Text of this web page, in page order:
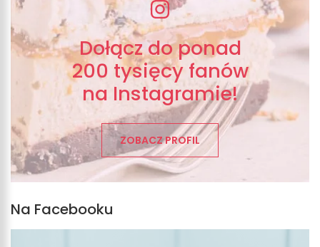
Dołącz do ponad
200 tysięcy fanów
na Instagramie!
ZOBACZ PROFIL
Na Facebooku